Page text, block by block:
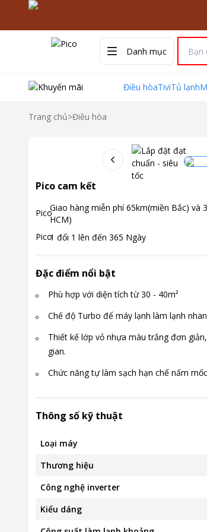
Danh mục
Điều hòaTiviTủ lạnh
Trang chủ>Điều hòa
Pico cam kết
Giao hàng miễn phí 65km(miền Bắc) và
HCM)
1 đổi 1 lên đến 365 Ngày
Đặc điểm nổi bật
Phù hợp với diện tích từ 30 - 40m²
Chế độ Turbo để máy lạnh làm lạnh
Thiết kế lớp vỏ nhựa màu trắng đơn
gian.
Chức năng tự làm sạch hạn chế nấm
Thông số kỹ thuật
Loại máy
Thương hiệu
Công nghệ inverter
Kiểu dáng